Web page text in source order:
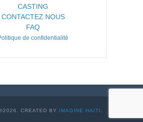
CASTING
CONTACTEZ NOUS
FAQ
de confidentialité
CREATED BY IMAGINE HAITI .